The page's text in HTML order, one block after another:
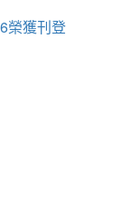
榮獲刊登